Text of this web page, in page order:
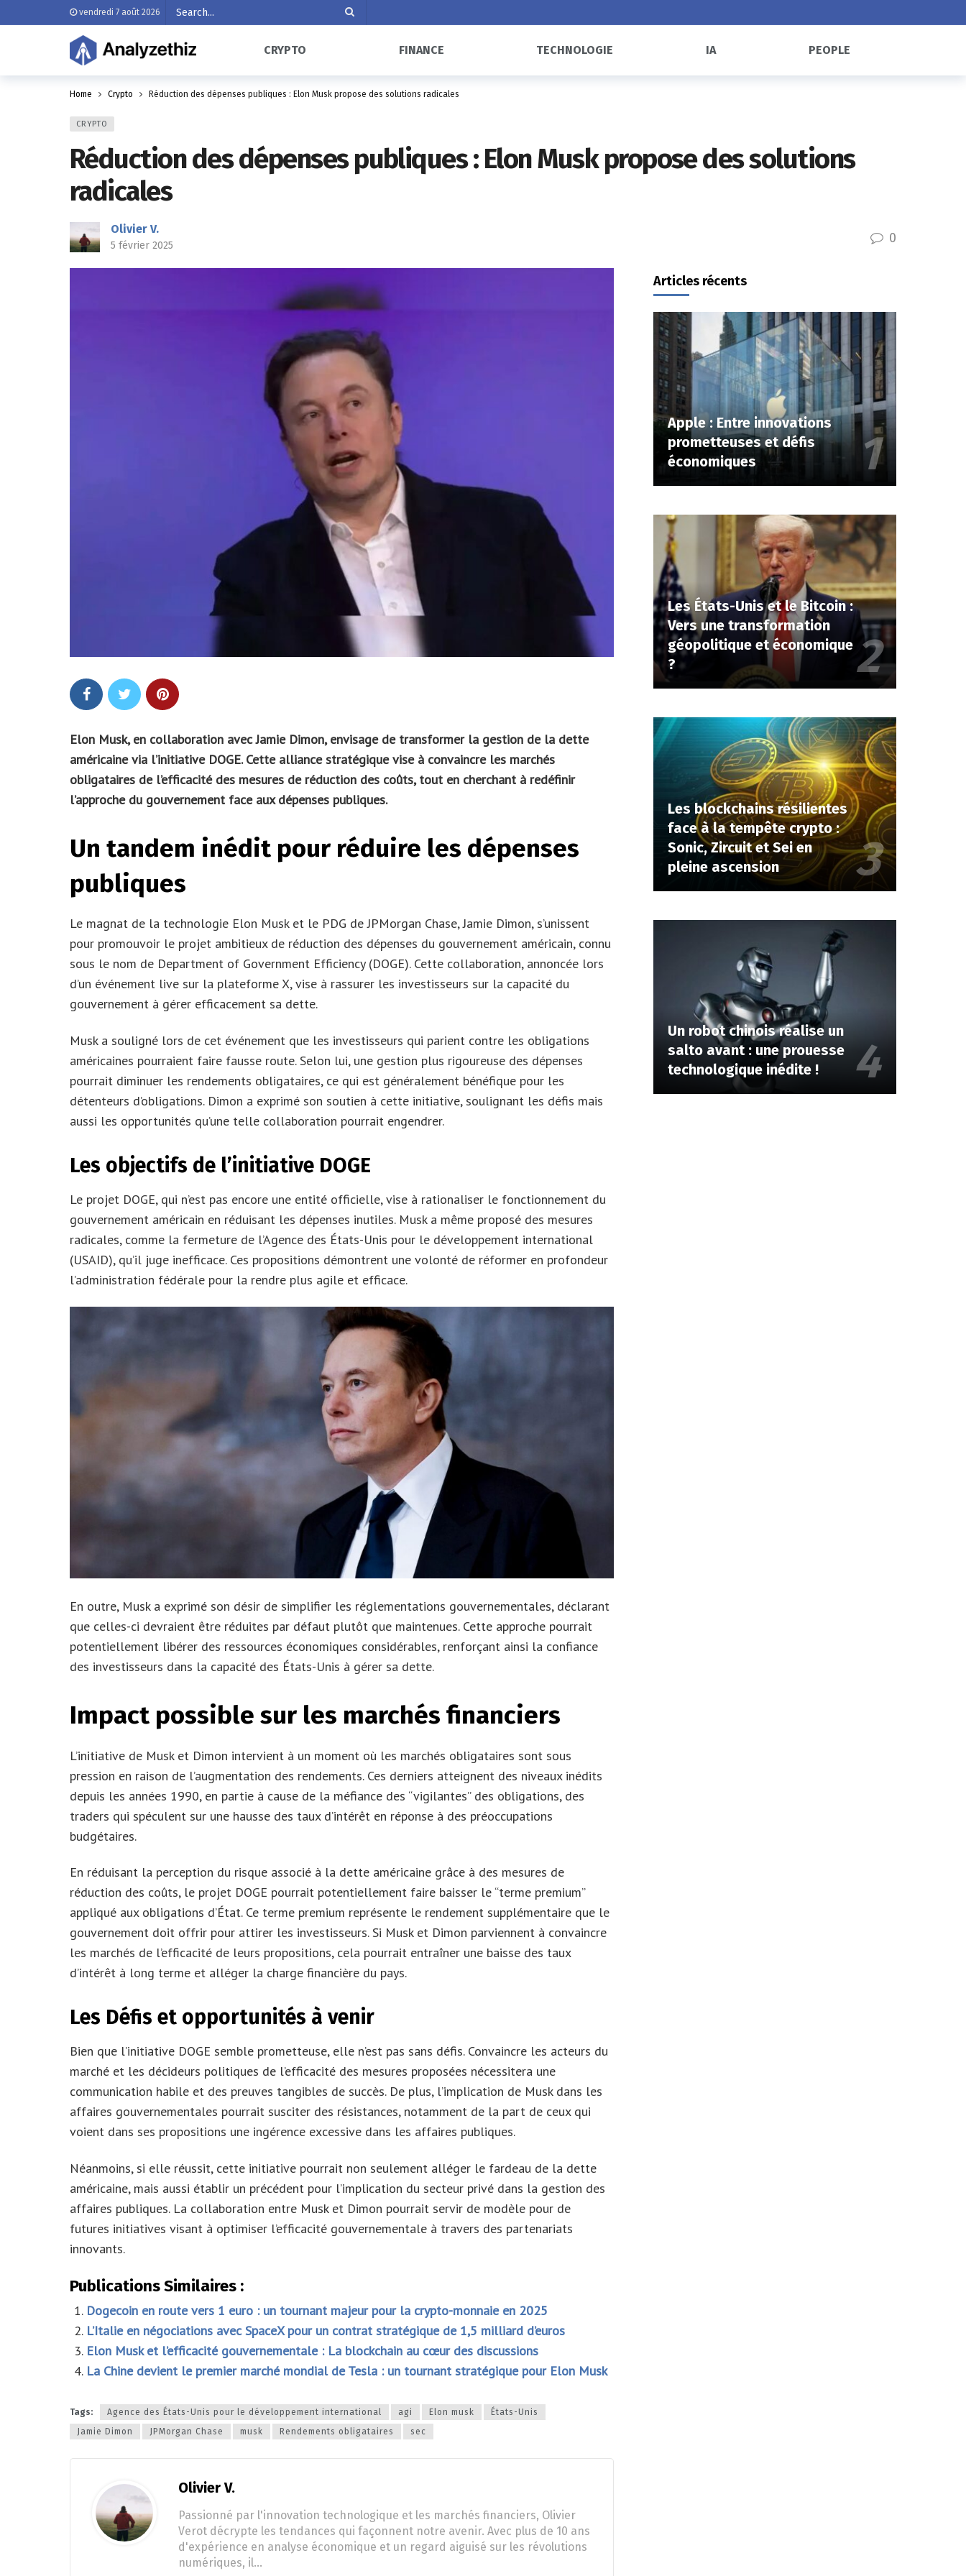
vendredi 7 août 2026
CRYPTO FINANCE TECHNOLOGIE IA PEOPLE
Home Crypto Réduction des dépenses publiques : Elon Musk propose des solutions radicales
CRYPTO
Réduction des dépenses publiques : Elon Musk propose des solutions
radicales
Olivier V.
5 février 2025 0
Elon Musk, en collaboration avec Jamie Dimon, envisage de transformer la gestion de la dette
américaine via l’initiative DOGE. Cette alliance stratégique vise à convaincre les marchés
obligataires de l’efficacité des mesures de réduction des coûts, tout en cherchant à redéfinir
l’approche du gouvernement face aux dépenses publiques.
Un tandem inédit pour réduire les dépenses
publiques
Le magnat de la technologie Elon Musk et le PDG de JPMorgan Chase, Jamie Dimon, s’unissent
pour promouvoir le projet ambitieux de réduction des dépenses du gouvernement américain, connu
sous le nom de Department of Government Efficiency (DOGE). Cette collaboration, annoncée lors
d’un événement live sur la plateforme X, vise à rassurer les investisseurs sur la capacité du
gouvernement à gérer efficacement sa dette.
Musk a souligné lors de cet événement que les investisseurs qui parient contre les obligations
américaines pourraient faire fausse route. Selon lui, une gestion plus rigoureuse des dépenses
pourrait diminuer les rendements obligataires, ce qui est généralement bénéfique pour les
détenteurs d’obligations. Dimon a exprimé son soutien à cette initiative, soulignant les défis mais
aussi les opportunités qu’une telle collaboration pourrait engendrer.
Les objectifs de l’initiative DOGE
Le projet DOGE, qui n’est pas encore une entité officielle, vise à rationaliser le fonctionnement du
gouvernement américain en réduisant les dépenses inutiles. Musk a même proposé des mesures
radicales, comme la fermeture de l’Agence des États-Unis pour le développement international
(USAID), qu’il juge inefficace. Ces propositions démontrent une volonté de réformer en profondeur
l’administration fédérale pour la rendre plus agile et efficace.
En outre, Musk a exprimé son désir de simplifier les réglementations gouvernementales, déclarant
que celles-ci devraient être réduites par défaut plutôt que maintenues. Cette approche pourrait
potentiellement libérer des ressources économiques considérables, renforçant ainsi la confiance
des investisseurs dans la capacité des États-Unis à gérer sa dette.
Impact possible sur les marchés financiers
L’initiative de Musk et Dimon intervient à un moment où les marchés obligataires sont sous
pression en raison de l’augmentation des rendements. Ces derniers atteignent des niveaux inédits
depuis les années 1990, en partie à cause de la méfiance des “vigilantes” des obligations, des
traders qui spéculent sur une hausse des taux d’intérêt en réponse à des préoccupations
budgétaires.
En réduisant la perception du risque associé à la dette américaine grâce à des mesures de
réduction des coûts, le projet DOGE pourrait potentiellement faire baisser le “terme premium”
appliqué aux obligations d’État. Ce terme premium représente le rendement supplémentaire que le
gouvernement doit offrir pour attirer les investisseurs. Si Musk et Dimon parviennent à convaincre
les marchés de l’efficacité de leurs propositions, cela pourrait entraîner une baisse des taux
d’intérêt à long terme et alléger la charge financière du pays.
Les Défis et opportunités à venir
Bien que l’initiative DOGE semble prometteuse, elle n’est pas sans défis. Convaincre les acteurs du
marché et les décideurs politiques de l’efficacité des mesures proposées nécessitera une
communication habile et des preuves tangibles de succès. De plus, l’implication de Musk dans les
affaires gouvernementales pourrait susciter des résistances, notamment de la part de ceux qui
voient dans ses propositions une ingérence excessive dans les affaires publiques.
Néanmoins, si elle réussit, cette initiative pourrait non seulement alléger le fardeau de la dette
américaine, mais aussi établir un précédent pour l’implication du secteur privé dans la gestion des
affaires publiques. La collaboration entre Musk et Dimon pourrait servir de modèle pour de
futures initiatives visant à optimiser l’efficacité gouvernementale à travers des partenariats
innovants.
Publications Similaires :
Dogecoin en route vers 1 euro : un tournant majeur pour la crypto-monnaie en 2025
L’Italie en négociations avec SpaceX pour un contrat stratégique de 1,5 milliard d’euros
Elon Musk et l’efficacité gouvernementale : La blockchain au cœur des discussions
La Chine devient le premier marché mondial de Tesla : un tournant stratégique pour Elon Musk
Tags: Agence des États-Unis pour le développement international agi Elon musk
États-Unis
Jamie Dimon
JPMorgan Chase musk Rendements obligataires sec
Olivier V.
Passionné par l'innovation technologique et les marchés financiers, Olivier
Verot décrypte les tendances qui façonnent notre avenir. Avec plus de 10 ans
d'expérience en analyse économique et un regard aiguisé sur les révolutions
numériques, il…
Articles récents
Apple : Entre innovations
prometteuses et défis
économiques
Les États-Unis et le Bitcoin :
Vers une transformation
géopolitique et économique
?
Les blockchains résilientes
face à la tempête crypto :
Sonic, Zircuit et Sei en
pleine ascension
Un robot chinois réalise un
salto avant : une prouesse
technologique inédite !